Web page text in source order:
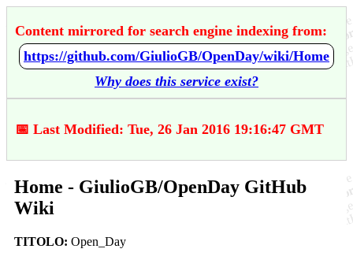
Content mirrored for search engine indexing from:
https://github.com/GiulioGB/OpenDay/wiki/Home
Why does this service exist?
📅 Last Modified: Tue, 26 Jan 2016 19:16:47 GMT
Home - GiulioGB/OpenDay GitHub
Wiki
TITOLO: Open_Day